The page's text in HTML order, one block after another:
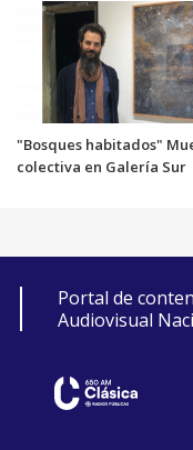
"Bosques habitados"
colectiva en Galería Sur
Portal de
Audiovisual